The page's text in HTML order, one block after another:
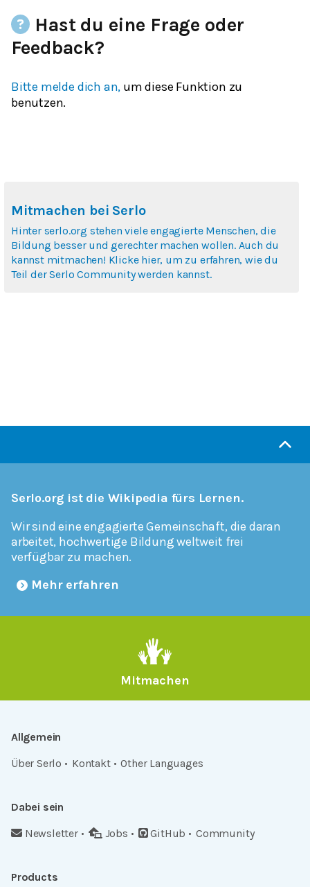
Hast du eine Frage oder
Feedback?
Bitte melde dich an, um diese Funktion zu
benutzen.
Mitmachen bei Serlo
Hinter serlo.org stehen viele engagierte Menschen, die
Bildung besser und gerechter machen wollen. Auch du
kannst mitmachen! Klicke hier, um zu erfahren, wie du
Teil der Serlo Community werden kannst.
Serlo.org ist die Wikipedia fürs Lernen.
Wir sind eine engagierte Gemeinschaft, die daran
arbeitet, hochwertige Bildung weltweit frei
verfügbar zu machen.
Mehr erfahren
Mitmachen
Allgemein
Über Serlo
Kontakt Other Languages
Dabei sein
Newsletter
Jobs GitHub Community
Products